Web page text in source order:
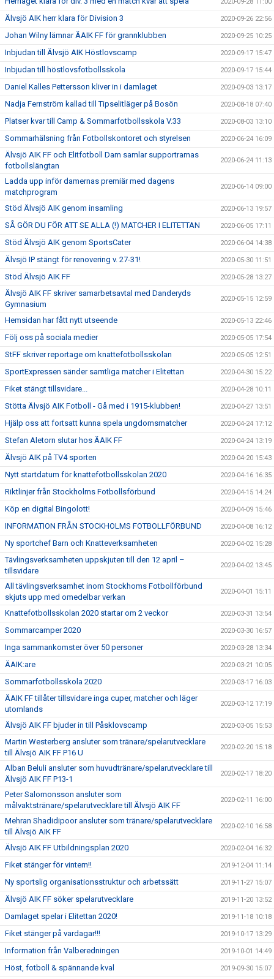
Älvsjö AIK herr klara för Division 3 2020-09-26 22:56
Johan Wilny lämnar ÄAIK FF för grannklubben 2020-09-25 10:25
Inbjudan till Älvsjö AIK Höstlovscamp 2020-09-17 15:47
Inbjudan till höstlovsfotbollsskola 2020-09-17 15:44
Daniel Kalles Pettersson kliver in i damlaget 2020-09-03 13:17
Nadja Fernström kallad till Tipselitläger på Bosön 2020-08-18 07:40
Platser kvar till Camp & Sommarfotbollsskola V.33 2020-08-03 13:10
Sommarhälsning från Fotbollskontoret och styrelsen 2020-06-24 16:09
Älvsjö AIK FF och Elitfotboll Dam samlar supportrarnas
fotbollslängtan
2020-06-24 11:13
Ladda upp inför damernas premiär med dagens
matchprogram
2020-06-14 09:00
Stöd Älvsjö AIK genom insamling 2020-06-13 19:57
SÅ GÖR DU FÖR ATT SE ALLA (!) MATCHER I ELITETTAN 2020-06-05 17:11
Stöd Älvsjö AIK genom SportsCater 2020-06-04 14:38
Älvsjö IP stängt för renovering v. 27-31! 2020-05-30 11:51
Stöd Älvsjö AIK FF 2020-05-28 13:27
Älvsjö AIK FF skriver samarbetsavtal med Danderyds
Gymnasium
2020-05-15 12:59
Hemsidan har fått nytt utseende 2020-05-13 22:46
Följ oss på sociala medier 2020-05-05 17:54
StFF skriver reportage om knattefotbollsskolan 2020-05-05 12:51
SportExpressen sänder samtliga matcher i Elitettan 2020-04-30 15:22
Fiket stängt tillsvidare... 2020-04-28 10:11
Stötta Älvsjö AIK Fotboll - Gå med i 1915-klubben! 2020-04-27 13:51
Hjälp oss att fortsatt kunna spela ungdomsmatcher 2020-04-24 17:12
Stefan Aletorn slutar hos ÄAIK FF 2020-04-24 13:19
Älvsjö AIK på TV4 sporten 2020-04-20 15:43
Nytt startdatum för knattefotbollsskolan 2020 2020-04-16 16:35
Riktlinjer från Stockholms Fotbollsförbund 2020-04-15 14:24
Köp en digital Bingolott! 2020-04-09 15:46
INFORMATION FRÅN STOCKHOLMS FOTBOLLFÖRBUND 2020-04-08 16:12
Ny sportchef Barn och Knatteverksamheten 2020-04-02 15:28
Tävlingsverksamheten uppskjuten till den 12 april –
tillsvidare
2020-04-02 13:45
All tävlingsverksamhet inom Stockhoms Fotbollförbund
skjuts upp med omedelbar verkan
2020-04-01 15:11
Knattefotbollsskolan 2020 startar om 2 veckor 2020-03-31 13:54
Sommarcamper 2020 2020-03-30 16:57
Inga sammankomster över 50 personer 2020-03-28 13:34
ÄAIK:are 2020-03-21 10:05
Sommarfotbollsskola 2020 2020-03-17 16:03
ÄAIK FF tillåter tillsvidare inga cuper, matcher och läger
utomlands
2020-03-12 17:19
Älvsjö AIK FF bjuder in till Påsklovscamp 2020-03-05 15:53
Martin Westerberg ansluter som tränare/spelarutvecklare
till Älvsjö AIK FF P16 U
2020-02-20 15:18
Alban Beluli ansluter som huvudtränare/spelarutvecklare till
Älvsjö AIK FF P13-1
2020-02-17 18:20
Peter Salomonsson ansluter som
målvaktstränare/spelarutvecklare till Älvsjö AIK FF
2020-02-11 16:00
Mehran Shadidipoor ansluter som tränare/spelarutvecklare
till Älvsjö AIK FF
2020-02-10 16:58
Älvsjö AIK FF Utbildningsplan 2020 2020-02-04 16:32
Fiket stänger för vintern!! 2019-12-04 11:14
Ny sportslig organisationsstruktur och arbetssätt 2019-11-27 15:07
Älvsjö AIK FF söker spelarutvecklare 2019-11-20 13:52
Damlaget spelar i Elitettan 2020! 2019-11-18 10:18
Fiket stänger på vardagar!!! 2019-10-17 13:29
Information från Valberedningen 2019-10-01 14:49
Höst, fotboll & spännande kval 2019-09-30 15:07